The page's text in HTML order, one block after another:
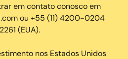
em contato conosco em
ou +55 (11) 4200-0204
(EUA).
nos Estados Unidos